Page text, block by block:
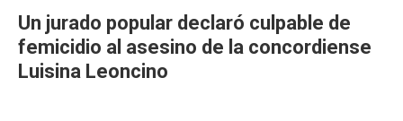
Un jurado popular declaró culpable de
femicidio al asesino de la concordiense
Luisina Leoncino